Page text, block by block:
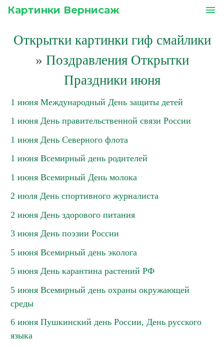
Картинки Вернисаж menu
Открытки картинки гиф смайлики
» Поздравления Открытки
Праздники июня
1 июня Международный День защиты детей
1 июня День правительственной связи России
1 июня День Северного флота
1 июня Всемирный день родителей
1 июня Всемирный День молока
2 июля День спортивного журналиста
2 июня День здорового питания
3 июня День поэзии России
5 июня Всемирный день эколога
5 июня День карантина растений РФ
5 июня Всемирный день охраны окружающей
среды
6 июня Пушкинский день России, День русского
языка